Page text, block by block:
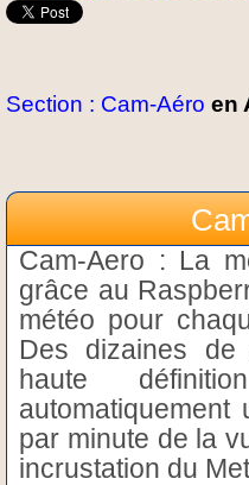
Section : Cam-Aéro en
Cam-Aero : La
grâce au
météo pour
Des dizaines de
haute
automatiquement
par minute de la
incrustation du